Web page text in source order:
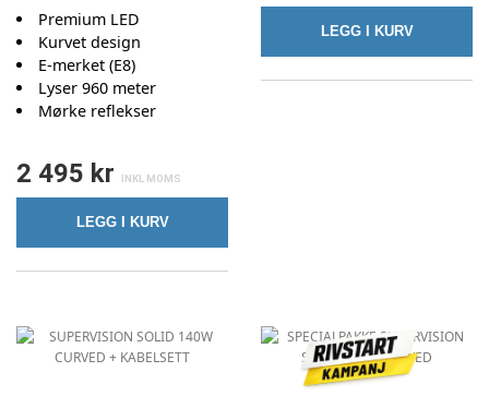
Premium LED
Kurvet design
E-merket (E8)
Lyser 960 meter
Mørke reflekser
2 495 kr
LEGG I KURV
LEGG I KURV